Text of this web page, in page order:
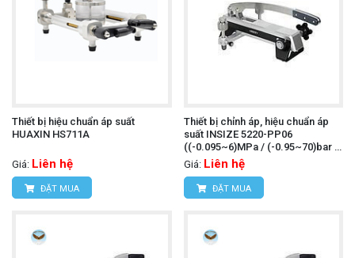
Thiết bị hiệu chuẩn áp suất
HUAXIN HS711A
Giá: Liên hệ
ĐẶT MUA
Thiết bị chỉnh áp, hiệu chuẩn áp
suất INSIZE 5220-PP06
((-0.095~6)MPa / (-0.95~70)bar /
(-14~1000)psi)
Giá: Liên hệ
ĐẶT MUA